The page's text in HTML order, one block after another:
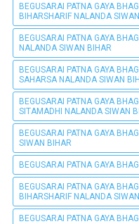
BEGUSARAI PATNA GAYA
BIHARSHARIF NALANDA
BEGUSARAI PATNA GAYA
NALANDA SIWAN BIHAR
BEGUSARAI PATNA GAYA
SAHARSA NALANDA SIWAN
BEGUSARAI PATNA GAYA
SITAMADHI NALANDA SIWAN
BEGUSARAI PATNA GAYA
SIWAN BIHAR
BEGUSARAI PATNA GAYA
BEGUSARAI PATNA GAYA
BIHARSHARIF NALANDA
BEGUSARAI PATNA GAYA